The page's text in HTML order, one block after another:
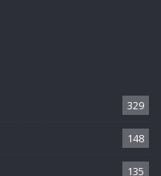
329
148
135